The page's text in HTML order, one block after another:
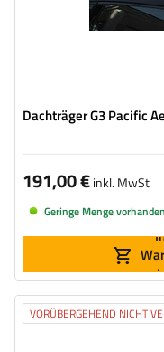
Dachträger G3 Pacific
191,00 €inkl. MwSt
Geringe Menge vorhanden
VORÜBERGEHEND NICHT